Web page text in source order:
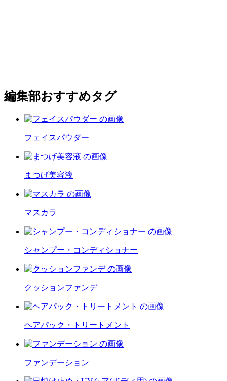
編集部おすすめタグ
フェイスパウダー
まつげ美容液
マスカラ
シャンプー・コンディショナー
クッションファンデ
ヘアパック・トリートメント
ファンデーション